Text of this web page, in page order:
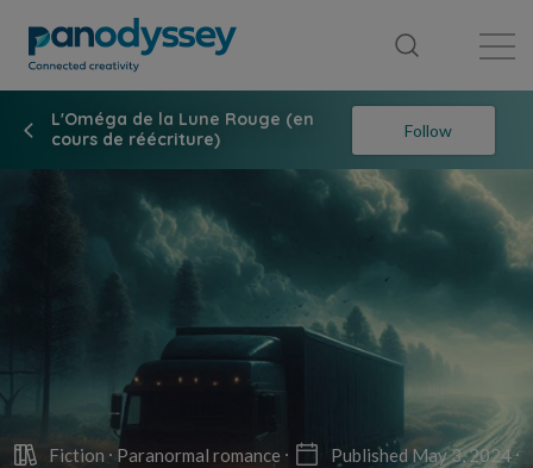
L'Oméga de la Lune Rouge (en
cours de réécriture)
Follow
Fiction Paranormal romance
Published May 3, 2024